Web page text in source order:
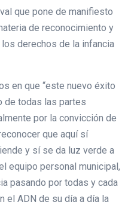
que pone de manifiesto
de reconocimiento y
derechos de la infancia
en que “este nuevo éxito
de todas las partes
por la convicción de
que aquí sí
y sí se da luz verde a
equipo personal municipal,
pasando por todas y cada
el ADN de su día a día la